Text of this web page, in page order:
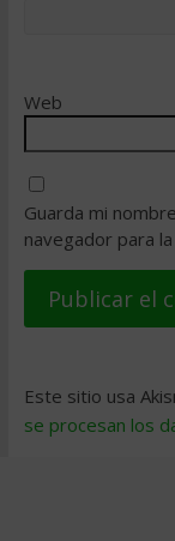
Web
Guarda mi
navegador para
Este sitio usa
se procesan los